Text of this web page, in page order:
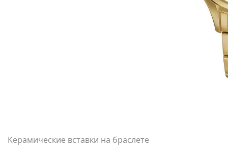
Керамические вставки на браслете